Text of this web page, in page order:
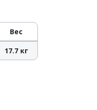
Вес
17.7 кг